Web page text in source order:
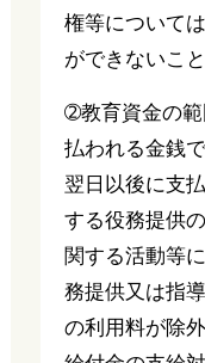
権等について
ができないこ
➁教育資金の
払われる金銭
翌日以後に支
する役務提供
関する活動等
務提供又は指
の利用料が除